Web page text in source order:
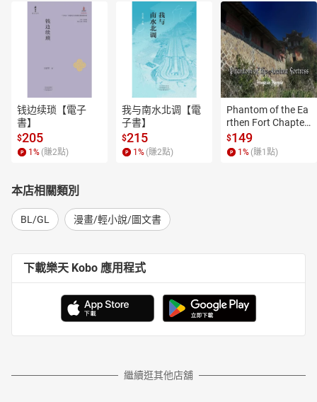
钱边续琐【電子
書】
$205
1 % (賺2點)
我与南水北调【電
子書】
$215
1 % (賺2點)
Phantom of the Ea
rthen Fort Chapter
4【有聲書】
$149
1 % (賺1 點)
本店相關類別
BL/GL 漫畫/輕小說/圖文書
下載樂天 Kobo 應用程式
繼續逛其他店舖